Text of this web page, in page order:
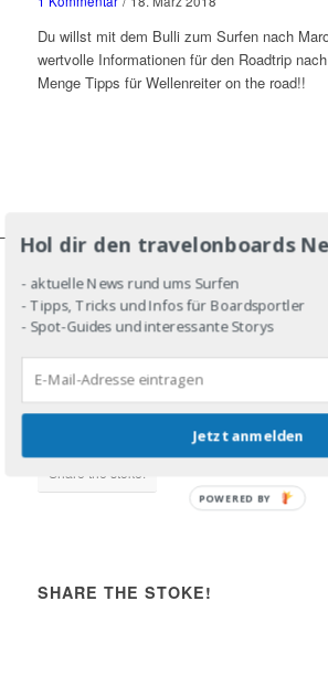
Du willst mit dem Bulli zum Surfen nach
wertvolle Informationen für den Roadtrip
Menge Tipps für Wellenreiter on the road!!
JOIN THE LINE-UP!
Share the stoke!
SHARE THE STOKE!
Hol dir den travelonboards
- aktuelle News rund ums Surfen
- Tipps, Tricks und Infos für Boardsportler
- Spot-Guides und interessante Storys
Jetzt anmelden
POWERED BY